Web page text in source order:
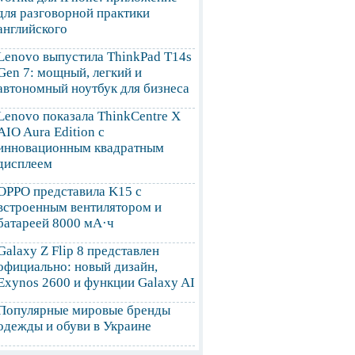
разговорной практики
выпустила ThinkPad T14s
7: мощный, легкий и
ноутбук для бизнеса
показала ThinkCentre X
Aura Edition с
квадратным
представила K15 с
вентилятором и
8000 мА·ч
Z Flip 8 представлен
новый дизайн,
2600 и функции Galaxy AI
мировые бренды
и обуви в Украине